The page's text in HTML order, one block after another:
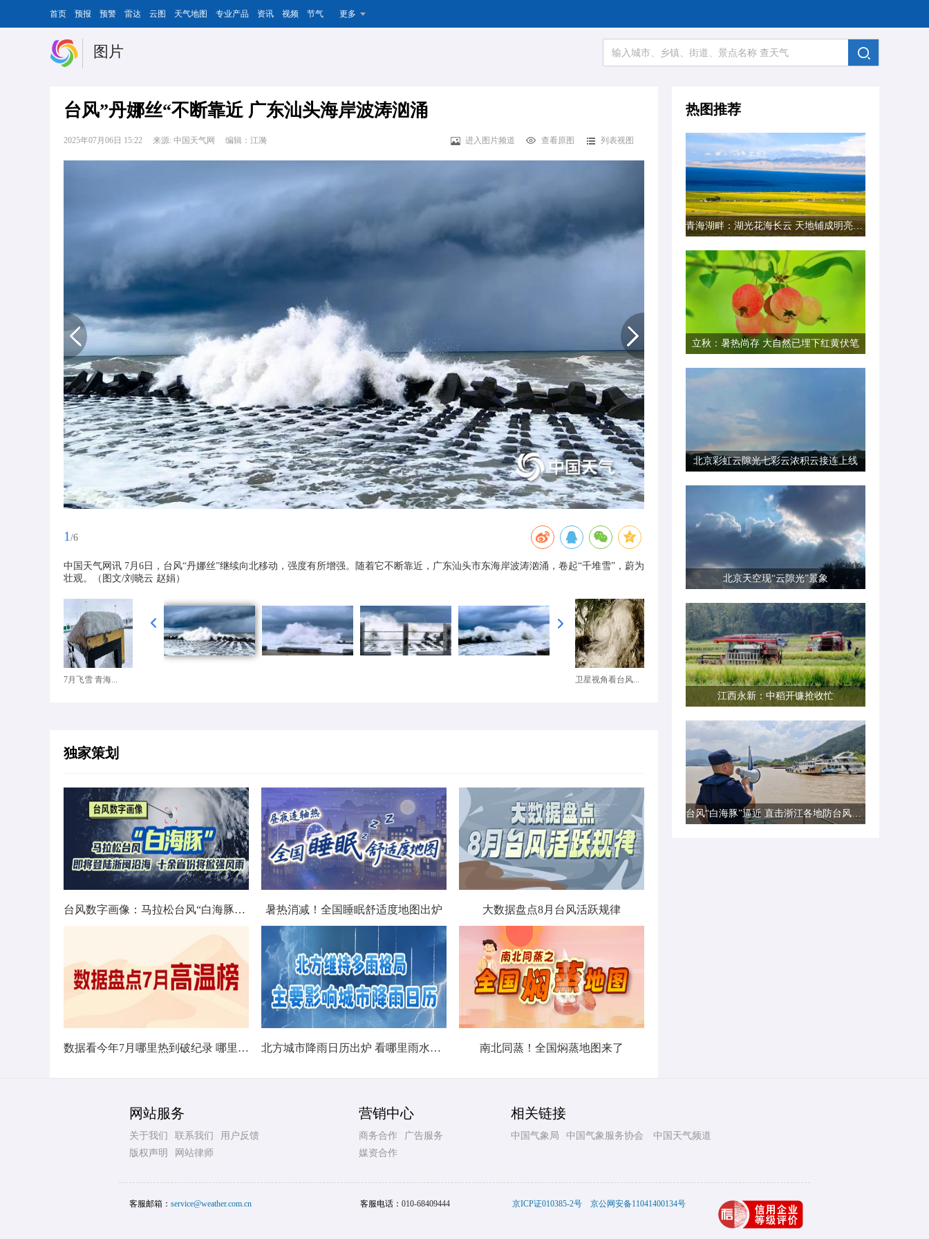
首页 预报 预警 雷达 云图 天气地图 专业产品 资讯 视频 节气 更多
图片
台风”丹娜丝“不断靠近 广东汕头海岸波涛汹涌
2025年07月06日 15:22 来源: 中国天气网 编辑：江漪 进入图片频道 查看原图 列表视图
1 /6
中国天气网讯 7月6日，台风“丹娜丝”继续向北移动，强度有所增强。随着它不断靠近，广东汕头市东海岸波涛汹涌，卷起“千堆雪”，蔚为
壮观。（图文/刘晓云 赵娟）
7月飞雪 青海... 卫星视角看台风...
独家策划
台风数字画像：马拉松台风“白海豚”将影响十余省份 暑热消减！全国睡眠舒适度地图出炉 大数据盘点8月台风活跃规律
数据看今年7月哪里热到破纪录 哪里暑热连轴转 北方城市降雨日历出炉 看哪里雨水超长待机 南北同蒸！全国焖蒸地图来了
热图推荐
青海湖畔：湖光花海长云 天地铺成明亮画卷
立秋：暑热尚存 大自然已埋下红黄伏笔
北京彩虹云隙光七彩云浓积云接连上线
北京天空现“云隙光”景象
江西永新：中稻开镰抢收忙
台风“白海豚”逼近 直击浙江各地防台风一线现场
网站服务
关于我们 联系我们
用户反馈
版权声明
网站律师
营销中心
商务合作
广告服务
媒资合作
相关链接
中国气象局 中国气象服务协会 中国天气频道
客服邮箱： service@weather.com.cn 客服电话： 010-68409444 京ICP证010385-2号 京公网安备11041400134号